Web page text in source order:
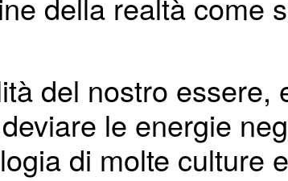
del nostro essere,
le energie
di molte culture